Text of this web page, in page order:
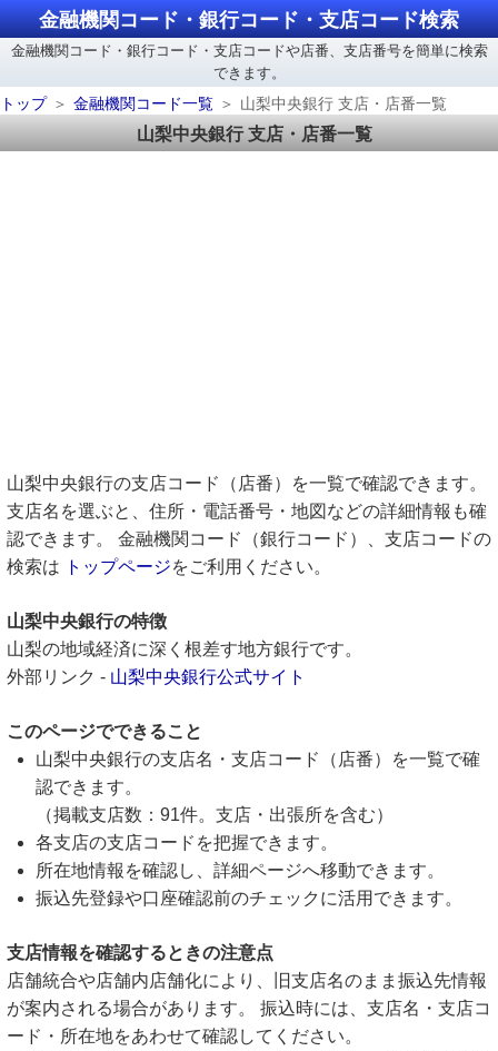
金融機関コード・銀行コード・支店コード検索
金融機関コード・銀行コード・支店コードや店番、支店番号を簡単に検索
できます。
トップ
金融機関コード一覧 山梨中央銀行 支店・店番一覧
山梨中央銀行 支店・店番一覧
山梨中央銀行の支店コード（店番）を一覧で確認できます。
支店名を選ぶと、住所・電話番号・地図などの詳細情報も確
認できます。 金融機関コード（銀行コード）、支店コードの
検索は
トップページをご利用ください。
山梨中央銀行の特徴
山梨の地域経済に深く根差す地方銀行です。
外部リンク - 山梨中央銀行公式サイト
このページでできること
山梨中央銀行の支店名・支店コード（店番）を一覧で確
認できます。
（掲載支店数：91件。支店・出張所を含む）
各支店の支店コードを把握できます。
所在地情報を確認し、詳細ページへ移動できます。
振込先登録や口座確認前のチェックに活用できます。
支店情報を確認するときの注意点
店舗統合や店舗内店舗化により、旧支店名のまま振込先情報
が案内される場合があります。 振込時には、支店名・支店コ
ード・所在地をあわせて確認してください。